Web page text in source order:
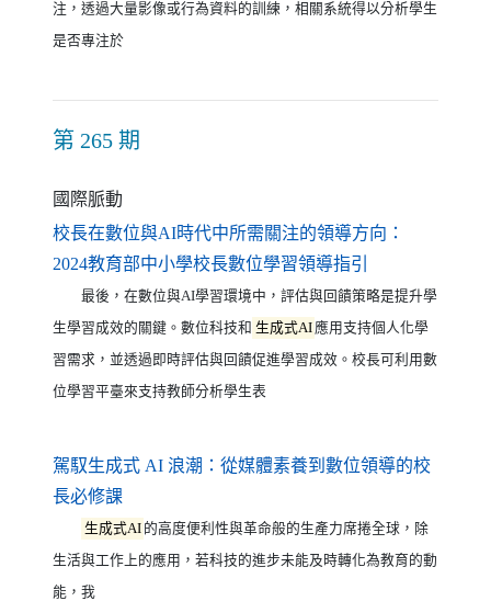
注，透過大量影像或行為資料的訓練，相關系統得以分析學生
是否專注於
第 265 期
國際脈動
校長在數位與AI時代中所需關注的領導方向：
2024教育部中小學校長數位學習領導指引
最後，在數位與AI學習環境中，評估與回饋策略是提升學
生學習成效的關鍵。數位科技和 生成式AI 應用支持個人化學
習需求，並透過即時評估與回饋促進學習成效。校長可利用數
位學習平臺來支持教師分析學生表
駕馭生成式 AI 浪潮：從媒體素養到數位領導的校
長必修課（另開新視窗）
生成式AI 的高度便利性與革命般的生產力席捲全球，除
生活與工作上的應用，若科技的進步未能及時轉化為教育的動
能，我